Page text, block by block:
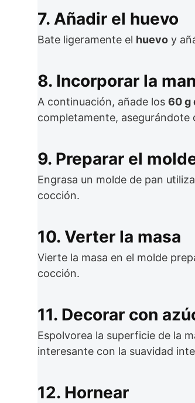
7. Añadir el huevo
Bate ligeramente el huevo y
8. Incorporar la
A continuación, añade los 60 g
completamente, asegurándote
9. Preparar el
Engrasa un molde de pan
cocción.
10. Verter la masa
Vierte la masa en el molde
cocción.
11. Decorar con
Espolvorea la superficie de la
interesante con la suavidad
12. Hornear